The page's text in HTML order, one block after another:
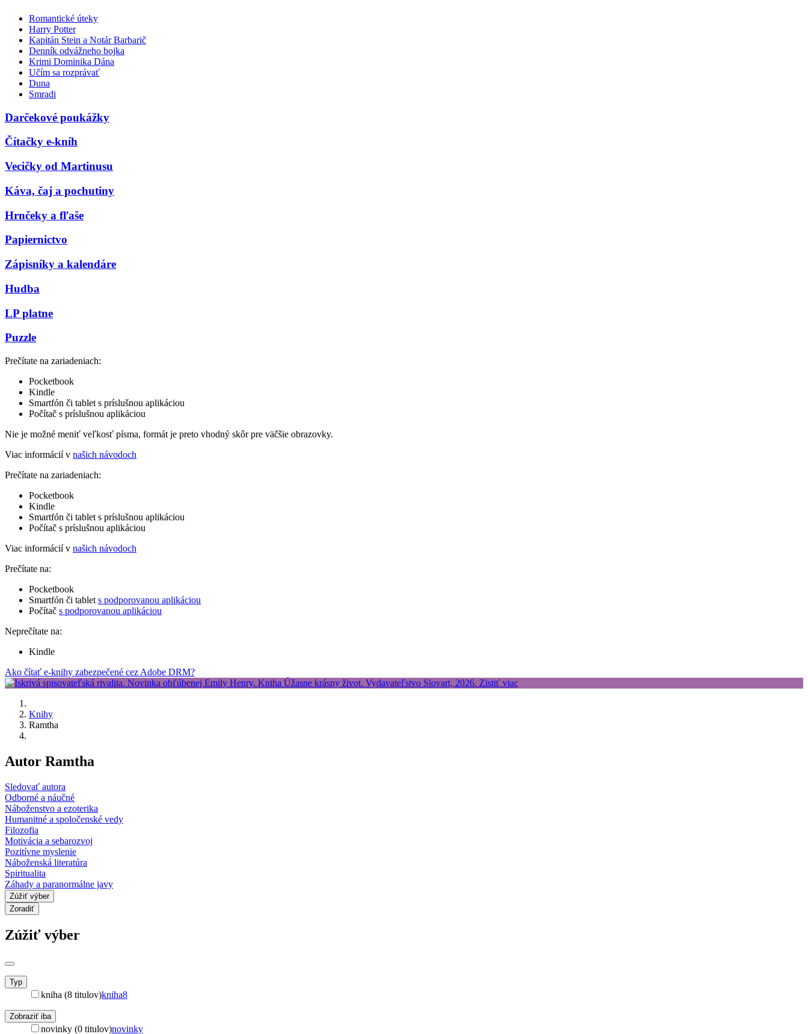
Romantické úteky
Harry Potter
Kapitán Stein a Notár Barbarič
Denník odvážneho bojka
Krimi Dominika Dána
Učím sa rozprávať
Duna
Smradi
Darčekové poukážky
Čítačky e-kníh
Vecičky od Martinusu
Káva, čaj a pochutiny
Hrnčeky a fľaše
Papiernictvo
Zápisníky a kalendáre
Hudba
LP platne
Puzzle
Prečítate na zariadeniach:
Pocketbook
Kindle
Smartfón či tablet s príslušnou aplikáciou
Počítač s príslušnou aplikáciou
Nie je možné meniť veľkosť písma, formát je preto vhodný skôr pre väčšie obrazovky.
Viac informácií v našich návodoch
Prečítate na zariadeniach:
Pocketbook
Kindle
Smartfón či tablet s príslušnou aplikáciou
Počítač s príslušnou aplikáciou
Viac informácií v našich návodoch
Prečítate na:
Pocketbook
Smartfón či tablet s podporovanou aplikáciou
Počítač s podporovanou aplikáciou
Neprečítate na:
Kindle
Ako čítať e-knihy zabezpečené cez Adobe DRM?
Knihy
Ramtha
Autor Ramtha
Sledovať autora
Odborné a náučné
Náboženstvo a ezoterika
Humanitné a spoločenské vedy
Filozofia
Motivácia a sebarozvoj
Pozitívne myslenie
Náboženská literatúra
Spiritualita
Záhady a paranormálne javy
Zúžiť výber
Zoradiť
Zúžiť výber
Typ
kniha (8 titulov)kniha8
Zobraziť iba
novinky (0 titulov)novinky